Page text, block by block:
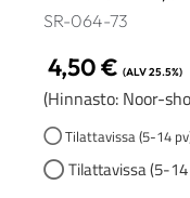
SR-064-73
4,50€ (ALV 25.5%)
(Hinnasto: Noor-
Tilattavissa (5-14
Tilattavissa (5-